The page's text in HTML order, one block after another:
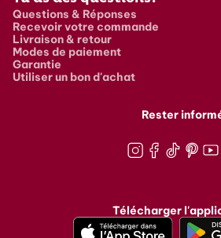
Questions & Réponses
Recevoir votre commande
Livraison & retour
Modes de paiement
Garantie
Utiliser un bon d'achat
Rester
Télécharger